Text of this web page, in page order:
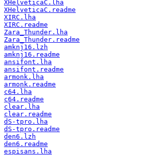
XHelveticaC.lha
XHelveticaC.readme
XIRC.lha
XIRC.readme
Zara_Thunder.lha
Zara_Thunder.readme
amknj16.lzh
amknj16.readme
ansifont.lha
ansifont.readme
armonk.lha
armonk.readme
c64.lha
c64.readme
clear.lha
clear.readme
dS-tpro.lha
dS-tpro.readme
den6.lzh
den6.readme
espisans.lha